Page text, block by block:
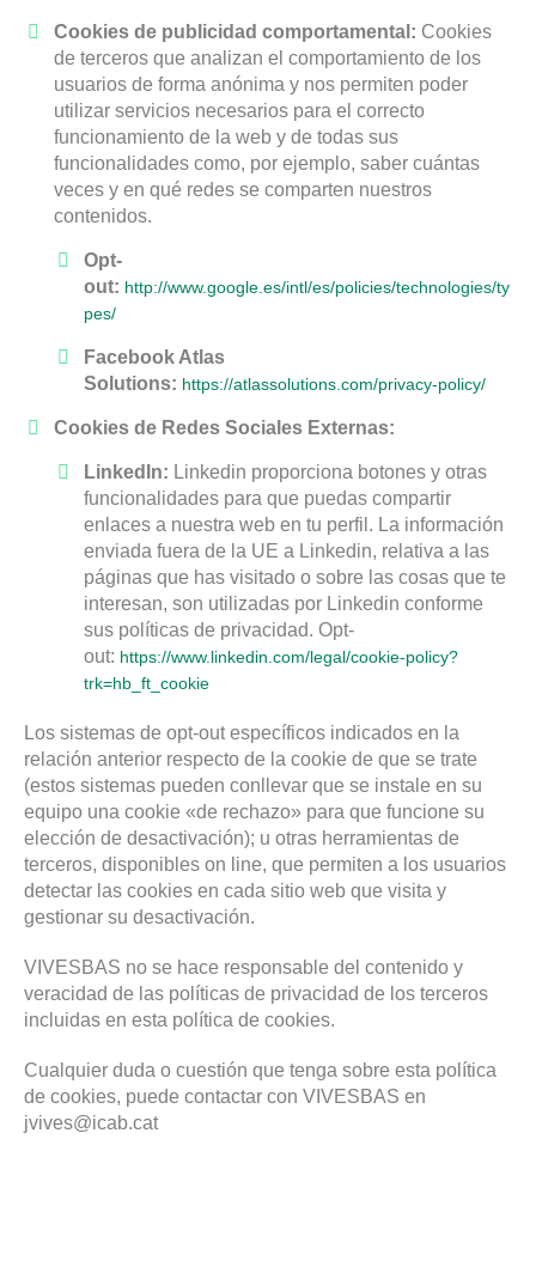
Cookies de publicidad comportamental: Cookies
de terceros que analizan el comportamiento de los
usuarios de forma anónima y nos permiten poder
utilizar servicios necesarios para el correcto
funcionamiento de la web y de todas sus
funcionalidades como, por ejemplo, saber cuántas
veces y en qué redes se comparten nuestros
contenidos.
Opt-
out: http://www.google.es/intl/es/policies/technologies/ty
pes/
Facebook Atlas
Solutions: https://atlassolutions.com/privacy-policy/
Cookies de Redes Sociales Externas:
LinkedIn: Linkedin proporciona botones y otras
funcionalidades para que puedas compartir
enlaces a nuestra web en tu perfil. La información
enviada fuera de la UE a Linkedin, relativa a las
páginas que has visitado o sobre las cosas que te
interesan, son utilizadas por Linkedin conforme
sus políticas de privacidad. Opt-
out: https://www.linkedin.com/legal/cookie-policy?
trk=hb_ft_cookie
Los sistemas de opt-out específicos indicados en la
relación anterior respecto de la cookie de que se trate
(estos sistemas pueden conllevar que se instale en su
equipo una cookie «de rechazo» para que funcione su
elección de desactivación); u otras herramientas de
terceros, disponibles on line, que permiten a los usuarios
detectar las cookies en cada sitio web que visita y
gestionar su desactivación.
VIVESBAS no se hace responsable del contenido y
veracidad de las políticas de privacidad de los terceros
incluidas en esta política de cookies.
Cualquier duda o cuestión que tenga sobre esta política
de cookies, puede contactar con VIVESBAS en
jvives@icab.cat